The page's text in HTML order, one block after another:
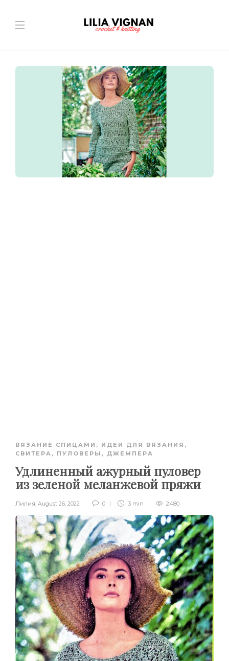
ВЯЗАНИЕ СПИЦАМИ , ИДЕИ ДЛЯ ВЯЗАНИЯ ,
СВИТЕРА, ПУЛОВЕРЫ, ДЖЕМПЕРА
Удлиненный ажурный пуловер
из зеленой меланжевой пряжи
Лилия, August 26, 2022 0 3 min 2480